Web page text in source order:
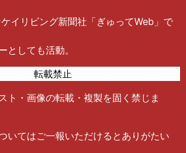
イリビング新聞社「ぎゅってWeb」で
としても活動。
転載禁止
ト・画像の転載・複製を固く禁じま
いてはご一報いただけるとありがたい